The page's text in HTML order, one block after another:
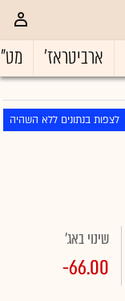
ארביטראז'
לצפות בנתונים ללא השהיה
שינוי באג'
-66.00